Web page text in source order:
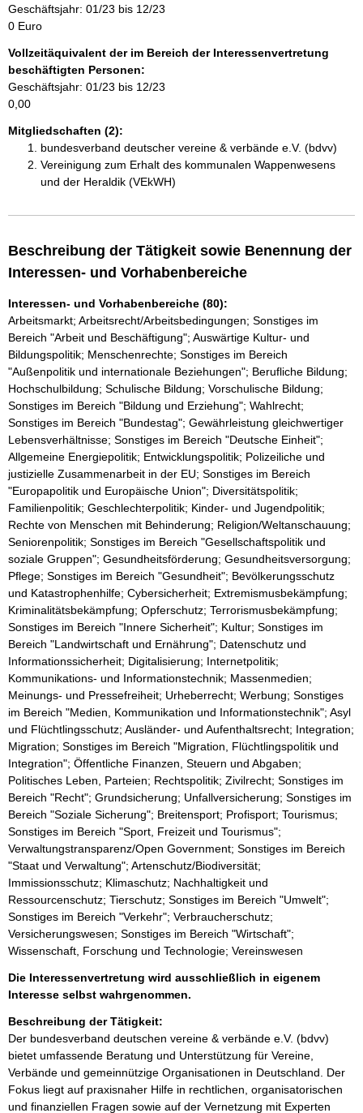
Geschäftsjahr: 01/23 bis 12/23
0 Euro
Vollzeitäquivalent der im Bereich der Interessenvertretung
beschäftigten Personen:
Geschäftsjahr: 01/23 bis 12/23
0,00
Mitgliedschaften (2):
bundesverband deutscher vereine & verbände e.V. (bdvv)
Vereinigung zum Erhalt des kommunalen Wappenwesens
und der Heraldik (VEkWH)
Beschreibung der Tätigkeit sowie Benennung der
Interessen- und Vorhabenbereiche
Interessen- und Vorhabenbereiche (80):
Arbeitsmarkt; Arbeitsrecht/Arbeitsbedingungen; Sonstiges im
Bereich "Arbeit und Beschäftigung"; Auswärtige Kultur- und
Bildungspolitik; Menschenrechte; Sonstiges im Bereich
"Außenpolitik und internationale Beziehungen"; Berufliche Bildung;
Hochschulbildung; Schulische Bildung; Vorschulische Bildung;
Sonstiges im Bereich "Bildung und Erziehung"; Wahlrecht;
Sonstiges im Bereich "Bundestag"; Gewährleistung gleichwertiger
Lebensverhältnisse; Sonstiges im Bereich "Deutsche Einheit";
Allgemeine Energiepolitik; Entwicklungspolitik; Polizeiliche und
justizielle Zusammenarbeit in der EU; Sonstiges im Bereich
"Europapolitik und Europäische Union"; Diversitätspolitik;
Familienpolitik; Geschlechterpolitik; Kinder- und Jugendpolitik;
Rechte von Menschen mit Behinderung; Religion/Weltanschauung;
Seniorenpolitik; Sonstiges im Bereich "Gesellschaftspolitik und
soziale Gruppen"; Gesundheitsförderung; Gesundheitsversorgung;
Pflege; Sonstiges im Bereich "Gesundheit"; Bevölkerungsschutz
und Katastrophenhilfe; Cybersicherheit; Extremismusbekämpfung;
Kriminalitätsbekämpfung; Opferschutz; Terrorismusbekämpfung;
Sonstiges im Bereich "Innere Sicherheit"; Kultur; Sonstiges im
Bereich "Landwirtschaft und Ernährung"; Datenschutz und
Informationssicherheit; Digitalisierung; Internetpolitik;
Kommunikations- und Informationstechnik; Massenmedien;
Meinungs- und Pressefreiheit; Urheberrecht; Werbung; Sonstiges
im Bereich "Medien, Kommunikation und Informationstechnik"; Asyl
und Flüchtlingsschutz; Ausländer- und Aufenthaltsrecht; Integration;
Migration; Sonstiges im Bereich "Migration, Flüchtlingspolitik und
Integration"; Öffentliche Finanzen, Steuern und Abgaben;
Politisches Leben, Parteien; Rechtspolitik; Zivilrecht; Sonstiges im
Bereich "Recht"; Grundsicherung; Unfallversicherung; Sonstiges im
Bereich "Soziale Sicherung"; Breitensport; Profisport; Tourismus;
Sonstiges im Bereich "Sport, Freizeit und Tourismus";
Verwaltungstransparenz/Open Government; Sonstiges im Bereich
"Staat und Verwaltung"; Artenschutz/Biodiversität;
Immissionsschutz; Klimaschutz; Nachhaltigkeit und
Ressourcenschutz; Tierschutz; Sonstiges im Bereich "Umwelt";
Sonstiges im Bereich "Verkehr"; Verbraucherschutz;
Versicherungswesen; Sonstiges im Bereich "Wirtschaft";
Wissenschaft, Forschung und Technologie; Vereinswesen
Die Interessenvertretung wird ausschließlich in eigenem
Interesse selbst wahrgenommen.
Beschreibung der Tätigkeit:
Der bundesverband deutschen vereine & verbände e.V. (bdvv)
bietet umfassende Beratung und Unterstützung für Vereine,
Verbände und gemeinnützige Organisationen in Deutschland. Der
Fokus liegt auf praxisnaher Hilfe in rechtlichen, organisatorischen
und finanziellen Fragen sowie auf der Vernetzung mit Experten